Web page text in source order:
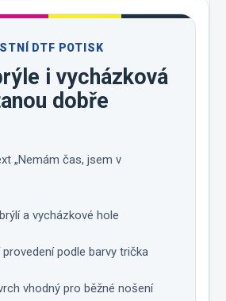
DTF POTISK
i vycházková
dobře
„Nemám čas, jsem v
a vycházkové hole
podle barvy trička
vhodný pro běžné nošení